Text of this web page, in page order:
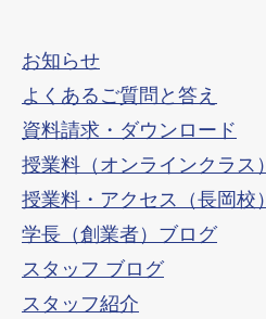
お知らせ
よくあるご質問と答え
資料請求・ダウンロード
授業料（オンラインクラス）
授業料・アクセス（長岡校）
学長（創業者）ブログ
スタッフ ブログ
スタッフ紹介